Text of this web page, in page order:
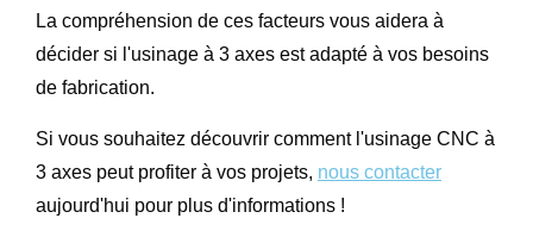
La compréhension de ces facteurs vous aidera à
décider si l'usinage à 3 axes est adapté à vos besoins
de fabrication.
Si vous souhaitez découvrir comment l'usinage CNC à
3 axes peut profiter à vos projets, nous contacter
aujourd'hui pour plus d'informations !